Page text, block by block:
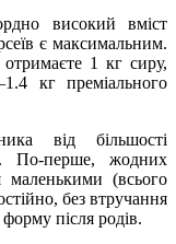
високий вміст
є максимальним.
1 кг сиру,
кг преміального
від більшості
По-перше, жодних
маленькими (всього
без втручання
після родів.